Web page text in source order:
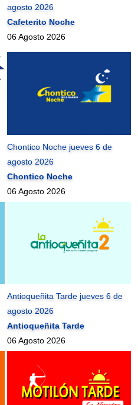
agosto 2026
Cafeterito Noche
06 Agosto 2026
Chontico Noche jueves 6 de
agosto 2026
Chontico Noche
06 Agosto 2026
Antioqueñita Tarde jueves 6 de
agosto 2026
Antioqueñita Tarde
06 Agosto 2026